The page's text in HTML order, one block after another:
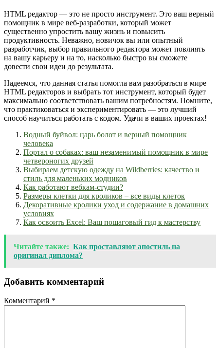
HTML редактор — это не просто инструмент. Это ваш верный
помощник в мире веб-разработки, который может
существенно упростить вашу жизнь и повысить
продуктивность. Неважно, новичок вы или опытный
разработчик, выбор правильного редактора может повлиять
на вашу карьеру и на то, насколько быстро вы сможете
довести свои идеи до результата.
Надеемся, что данная статья помогла вам разобраться в мире
HTML редакторов и выбрать тот инструмент, который будет
максимально соответствовать вашим потребностям. Помните,
что практиковаться и экспериментировать — это лучший
способ научиться работать с кодом. Удачи в ваших проектах!
Водный буйвол: царь болот и верный помощник
человека
Портал о собаках: ваш незаменимый помощник в мире
четвероногих друзей
Выбираем детскую одежду на Wildberries: качество и
стиль для маленьких модников
Как работают вебкам-студии?
Размеры клетки для кроликов – все виды клеток
Декоративные кролики уход и содержание в домашних
условиях
Как освоить Excel: Ваш пошаговый гид к мастерству
Читайте также: Как проставляют апостиль на
оригинал диплома?
Добавить комментарий
Комментарий *